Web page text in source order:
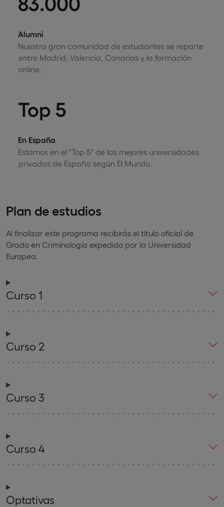
Alumni
Nuestra gran comunidad de estudiantes se reparte
entre Madrid, Valencia, Canarias y la formación
online.
Top 5
En España
Estamos en el "Top 5" de las mejores universidades
privadas de España según El Mundo.
Plan de estudios
Al finalizar este programa recibirás el título oficial de
Grado en Criminología expedido por la Universidad
Europea.
Curso 1
Curso 2
Curso 3
Curso 4
Optativas